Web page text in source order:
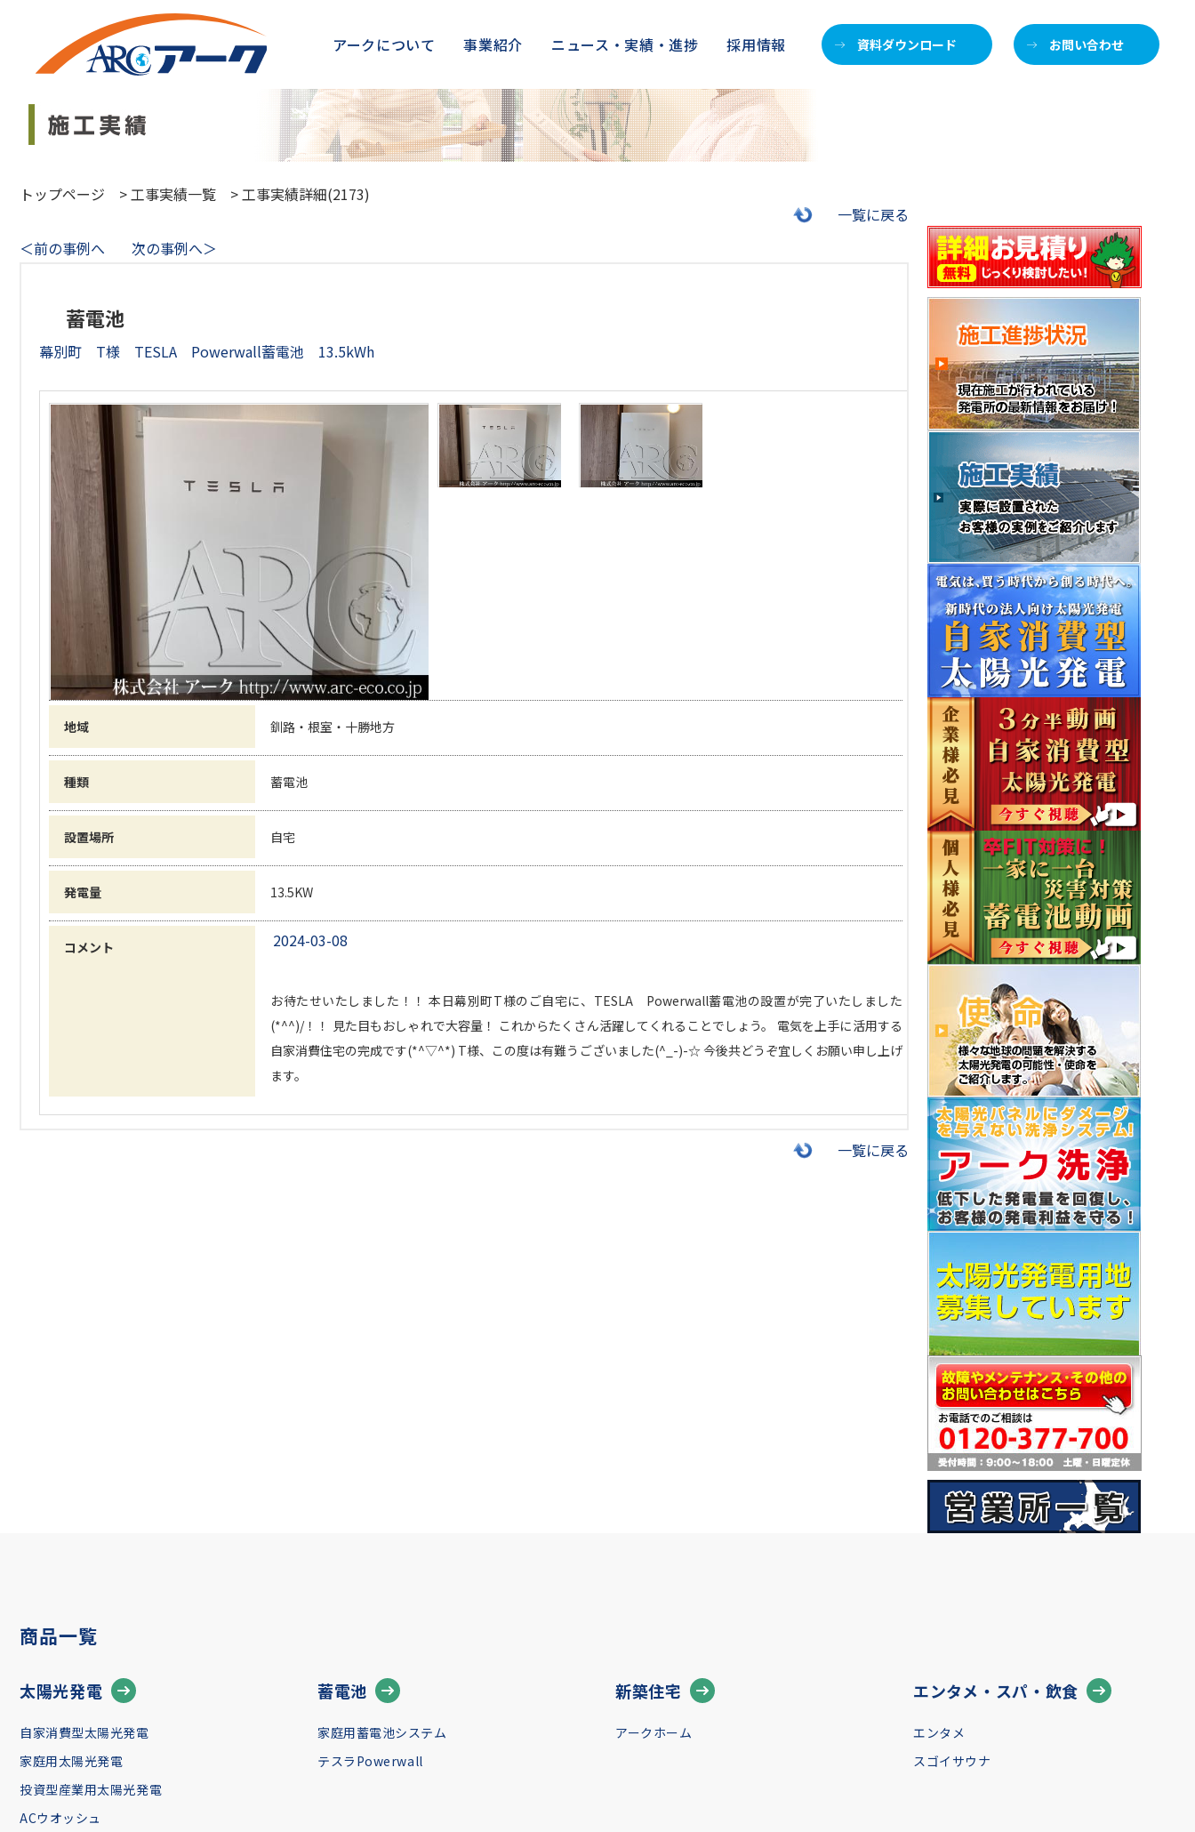
アークについて 事業紹介 ニュース・実績・進捗 採用情報 資料ダウンロード お問い合わせ
トップページ >工事実績一覧 >工事実績詳細(2173)
一覧に戻る
＜前の事例へ
次の事例へ＞
蓄電池
幕別町 T様 TESLA Powerwall蓄電池 13.5kWh
地域 釧路・根室・十勝地方
種類 蓄電池
設置場所 自宅
発電量 13.5KW
コメント 2024-03-08
お待たせいたしました！！ 本日幕別町T様のご自宅に、TESLA Powerwall蓄電池の設置が完了いたしました
(*^^)/！！ 見た目もおしゃれで大容量！ これからたくさん活躍してくれることでしょう。 電気を上手に活用する
自家消費住宅の完成です(*^▽^*) T様、この度は有難うございました(^_-)-☆ 今後共どうぞ宜しくお願い申し上げ
ます。
一覧に戻る
商品一覧
太陽光発電
自家消費型太陽光発電
家庭用太陽光発電
投資型産業用太陽光発電
ACウオッシュ
蓄電池
家庭用蓄電池システム
テスラPowerwall
新築住宅
アークホーム
エンタメ・スパ・飲食
エンタメ
スゴイサウナ